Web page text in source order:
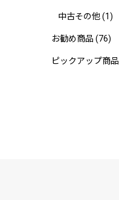
中古その他(1)
お勧め商品 (76)
ピックアップ商品